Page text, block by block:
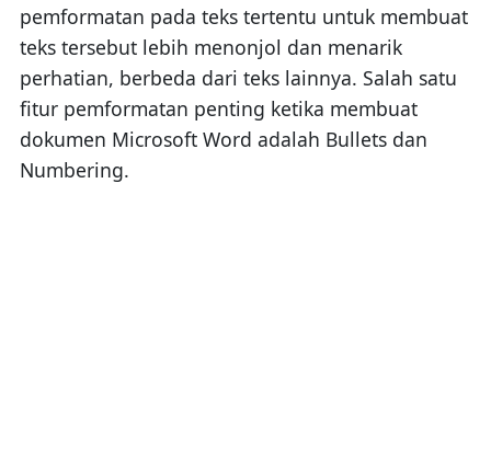
pemformatan pada teks tertentu untuk membuat
teks tersebut lebih menonjol dan menarik
perhatian, berbeda dari teks lainnya. Salah satu
fitur pemformatan penting ketika membuat
dokumen Microsoft Word adalah Bullets dan
Numbering.